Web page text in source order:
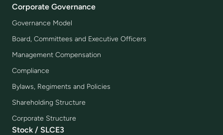
Corporate Governance
Governance Model
Board, Committees and Executive Officers
Management Compensation
Compliance
Bylaws, Regiments and Policies
Shareholding Structure
Corporate Structure
Stock / SLCE3